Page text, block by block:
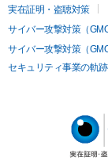
実在証明・盗聴対策
サイバー攻撃対策（
サイバー攻撃対策（
セキュリティ事業の軌跡